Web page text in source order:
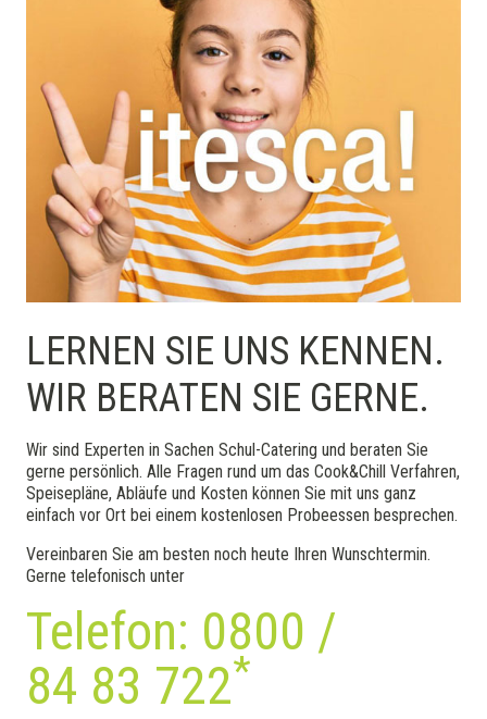
LERNEN SIE UNS KENNEN.
WIR BERATEN SIE GERNE.
Wir sind Experten in Sachen Schul-Catering und beraten Sie
gerne persönlich. Alle Fragen rund um das Cook&Chill Verfahren,
Speisepläne, Abläufe und Kosten können Sie mit uns ganz
einfach vor Ort bei einem kostenlosen Probeessen besprechen.
Vereinbaren Sie am besten noch heute Ihren Wunschtermin.
Gerne telefonisch unter
Telefon: 0800 /
84 83 722*